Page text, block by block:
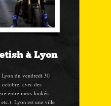
à Lyon
Lyon du vendredi 30
avec des
entre mecs lookés
etc.). Lyon est une ville